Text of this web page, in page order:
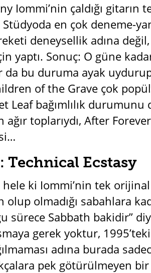
Iommi’nin çaldığı
en çok deneme-
deneysellik adına
yaptı. Sonuç: O güne
da bu duruma ayak
of the Grave çok
Leaf bağımlılık
ağır toplarıydı, After
Technical Ecstasy
hele ki Iommi’nin tek
olup olmadığı sabahlara
sürece Sabbath bakidir”
gerek yoktur,
adına burada
pek götürülmeyen